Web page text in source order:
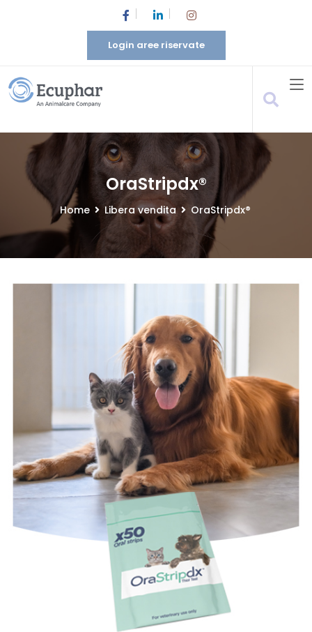
Login aree riservate
OraStripdx®
Home Libera vendita OraStripdx®